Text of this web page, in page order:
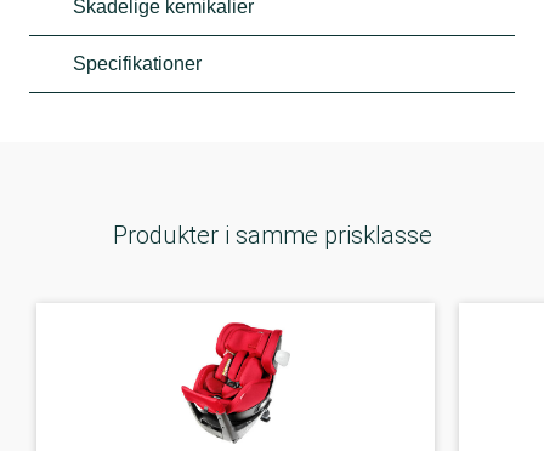
Skadelige kemikalier
Specifikationer
Produkter i samme prisklasse